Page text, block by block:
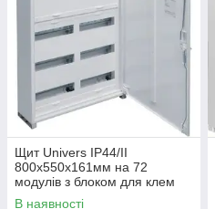
Щит Univers IP44/II
800x550x161мм на 72
модулів з блоком для клем
Hager FWB52N
В наявності